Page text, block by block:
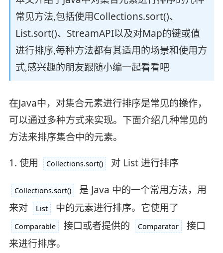
常见方法,包括使用Collections.sort()、
List.sort()、StreamAPI以及对Map的键或值
进行排序,每种方法都有其适用的场景和使用方
式,感兴趣的朋友跟随小编一起看看吧
在Java中，对集合元素进行排序是常见的操作，
可以通过多种方式来实现。下面介绍几种常见的
方法来排序集合中的元素。
1. 使用
Collections.sort() 对 List 进行排序
Collections.sort()
是 Java 中的一个常用方法，用
来对
List 中的元素进行排序。它使用了
Comparable 接口或者提供的 Comparator
接口
来进行排序。